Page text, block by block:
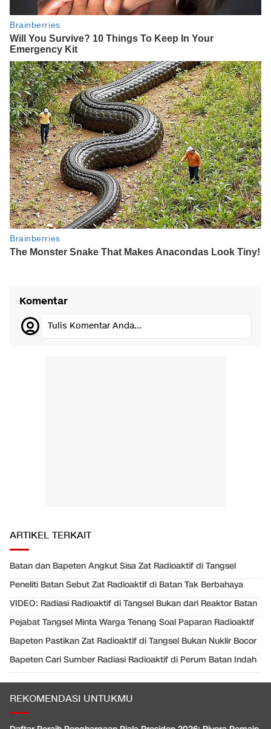
Komentar
Tulis Komentar Anda...
ARTIKEL TERKAIT
Batan dan Bapeten Angkut Sisa Zat Radioaktif di Tangsel
Peneliti Batan Sebut Zat Radioaktif di Batan Tak Berbahaya
VIDEO: Radiasi Radioaktif di Tangsel Bukan dari Reaktor Batan
Pejabat Tangsel Minta Warga Tenang Soal Paparan Radioaktif
Bapeten Pastikan Zat Radioaktif di Tangsel Bukan Nuklir Bocor
Bapeten Cari Sumber Radiasi Radioaktif di Perum Batan Indah
REKOMENDASI UNTUKMU